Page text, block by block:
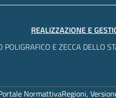
REALIZZAZIONE E
POLIGRAFICO E ZECCA DELLO
NormattivaRegioni,